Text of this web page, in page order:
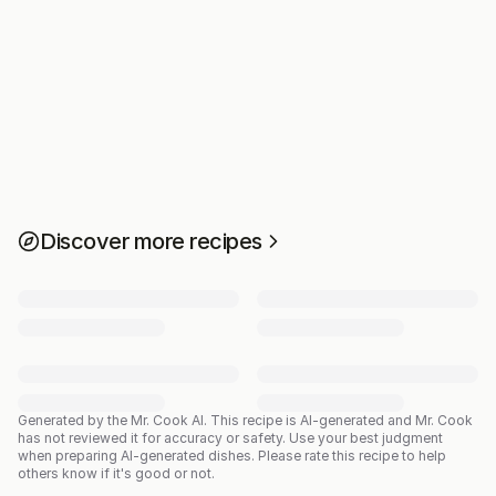
Discover more recipes
Generated by the Mr. Cook AI. This recipe is AI-generated and Mr. Cook
has not reviewed it for accuracy or safety. Use your best judgment
when preparing AI-generated dishes. Please rate this recipe to help
others know if it's good or not.